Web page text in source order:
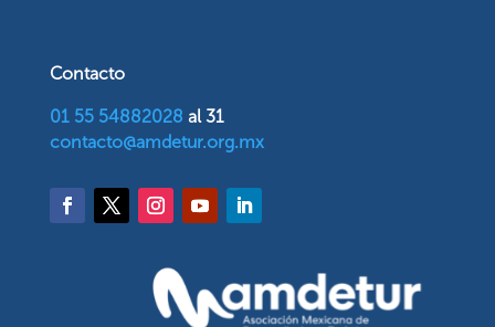
Contacto
01 55 54882028 al 31
contacto@amdetur.org.mx